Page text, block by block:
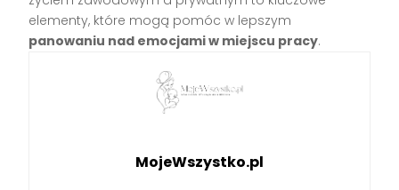
elementy, które mogą pomóc w lepszym
panowaniu nad emocjami w miejscu pracy.
MojeWszystko.pl